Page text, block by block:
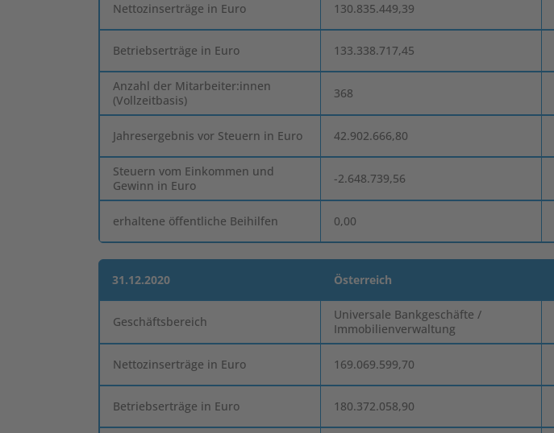
Nettozinserträge in Euro 130.835.449,39
Betriebserträge in Euro 133.338.717,45
Anzahl der Mitarbeiter:innen
(Vollzeitbasis)
368
Jahresergebnis vor Steuern in Euro 42.902.666,80
Steuern vom Einkommen und
Gewinn in Euro
-2.648.739,56
erhaltene öffentliche Beihilfen 0,00
31.12.2020 Österreich
Geschäftsbereich
Universale Bankgeschäfte /
Immobilienverwaltung
Nettozinserträge in Euro 169.069.599,70
Betriebserträge in Euro 180.372.058,90